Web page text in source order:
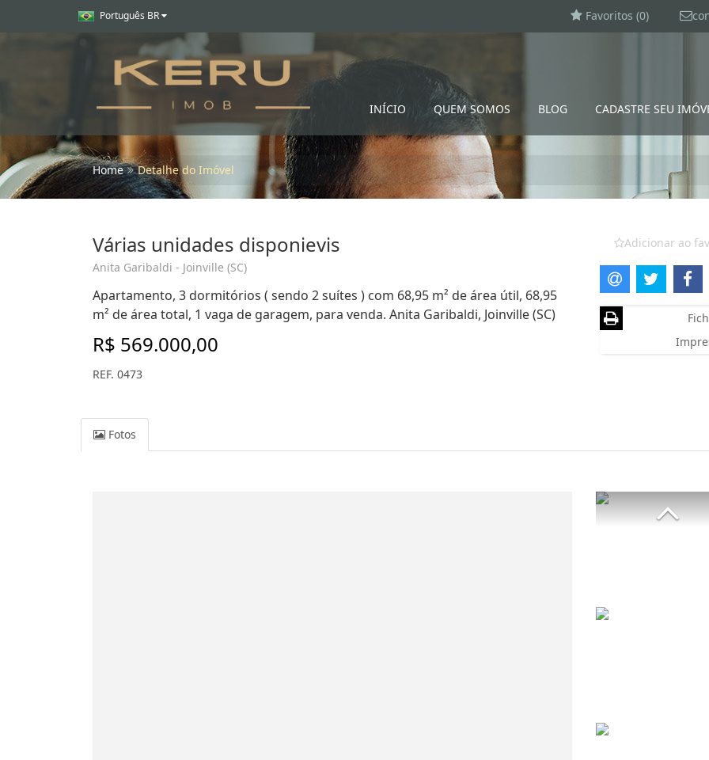
Português BR Favoritos (0)
INÍCIO QUEM SOMOS BLOG CADASTRE SEU
Home Detalhe do Imóvel
Várias unidades disponievis
Anita Garibaldi - Joinville (SC)
Apartamento, 3 dormitórios ( sendo 2 suítes ) com 68,95 m² de área útil, 68,95
m² de área total, 1 vaga de garagem, para venda. Anita Garibaldi, Joinville (SC)
R$ 569.000,00
REF. 0473
Adicionar ao
Fotos